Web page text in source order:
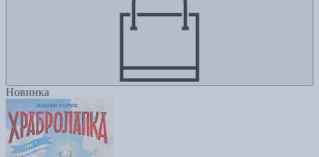
Новинка